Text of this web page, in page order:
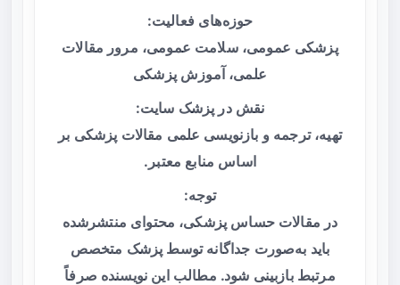
حوزه‌های فعالیت:
پزشکی عمومی، سلامت عمومی، مرور مقالات
علمی، آموزش پزشکی
نقش در پزشک سایت:
تهیه، ترجمه و بازنویسی علمی مقالات پزشکی بر
اساس منابع معتبر.
توجه:
در مقالات حساس پزشکی، محتوای منتشرشده
باید به‌صورت جداگانه توسط پزشک متخصص
مرتبط بازبینی شود. مطالب این نویسنده صرفاً